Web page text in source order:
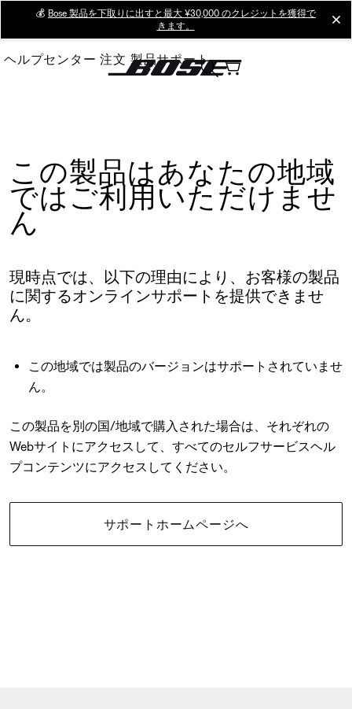
Main
💰 Bose 製品を下取りに出すと最大 ¥30,000 のクレジットを獲得で
きます。
ヘルプセンター 注文 製品サポート
この製品はあなたの地域
ではご利用いただけませ
ん
現時点では、以下の理由により、お客様の製品
に関するオンラインサポートを提供できませ
ん。
この地域では製品のバージョンはサポートされていませ
ん。
この製品を別の国/地域で購入された場合は、それぞれの
Webサイトにアクセスして、すべてのセルフサービスヘル
プコンテンツにアクセスしてください。
サポートホームページへ